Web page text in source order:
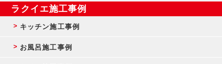
ラクイエ施工事例
キッチン施工事例
お風呂施工事例